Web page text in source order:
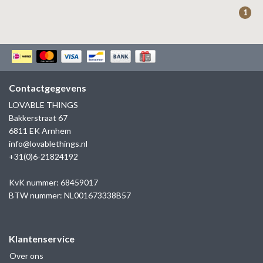
KAPTEN & SON
1
Contactgegevens
LOVABLE THINGS
Bakkerstraat 67
6811 EK Arnhem
info@lovablethings.nl
+31(0)6-21824192
KvK nummer: 68459017
BTW nummer: NL001673338B57
Klantenservice
Over ons